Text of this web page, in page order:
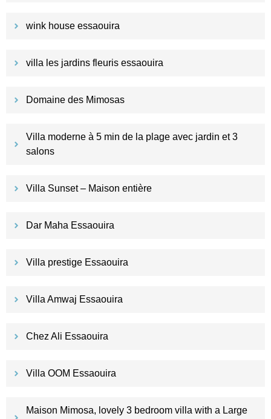
wink house essaouira
villa les jardins fleuris essaouira
Domaine des Mimosas
Villa moderne à 5 min de la plage avec jardin et 3
salons
Villa Sunset – Maison entière
Dar Maha Essaouira
Villa prestige Essaouira
Villa Amwaj Essaouira
Chez Ali Essaouira
Villa OOM Essaouira
Maison Mimosa, lovely 3 bedroom villa with a Large